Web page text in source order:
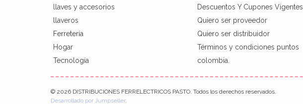
llaves y accesorios
llaveros
Ferretería
Hogar
Tecnología
Descuentos Y Cupones Vigentes
Quiero ser proveedor
Quiero ser distribuidor
Términos y condiciones puntos
colombia.
© 2026 DISTRIBUCIONES FERRELECTRICOS PASTO. Todos los derechos reservados.
Desarrollado por Jumpseller.